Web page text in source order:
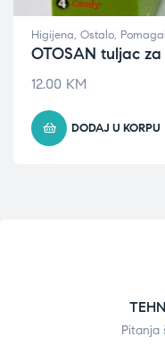
Higijena, Ostalo,
OTOSAN tuljac
12.00 KM
DODAJ U KORPU
Pitanja